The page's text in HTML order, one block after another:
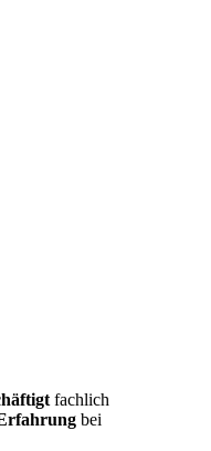
fachlich
bei